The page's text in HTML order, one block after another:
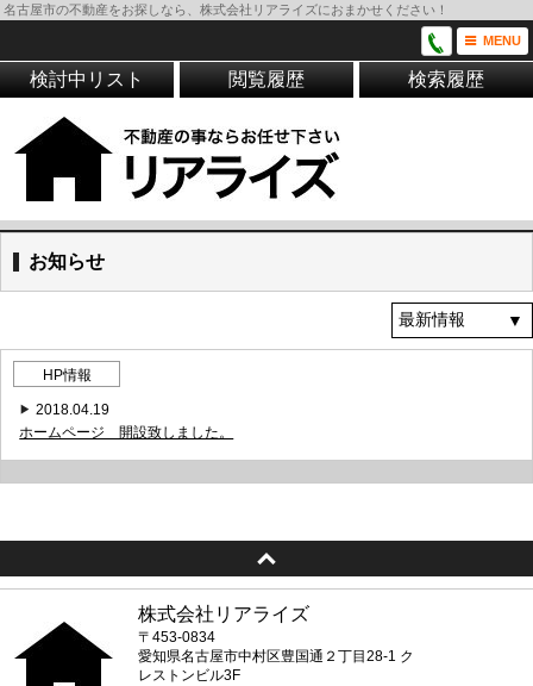
名古屋市の不動産をお探しなら、株式会社リアライズにおまかせください！
MENU
検討中リスト 閲覧履歴 検索履歴
お知らせ
HP情報
2018.04.19
ホームページ 開設致しました。
株式会社リアライズ
〒453-0834
愛知県名古屋市中村区豊国通２丁目28-1 ク
レストンビル3F